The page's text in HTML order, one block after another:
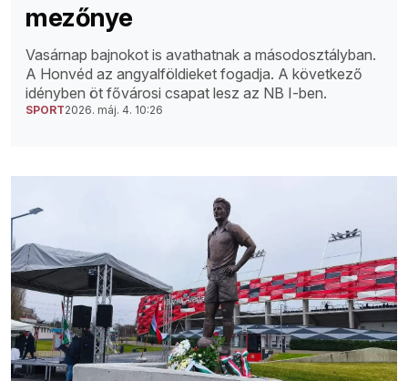
mezőnye
Vasárnap bajnokot is avathatnak a másodosztályban.
A Honvéd az angyalföldieket fogadja. A következő
idényben öt fővárosi csapat lesz az NB I-ben.
SPORT2026. máj. 4. 10:26